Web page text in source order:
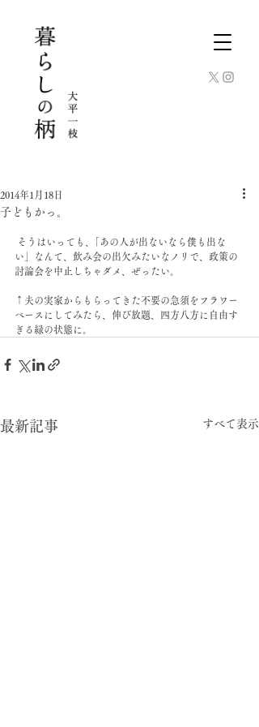
子どもかっ。
2014年1月18日
い」なんて、飲み会の出欠みたいなノリで、政策の
討論会を中止しちゃダメ、ぜったい。
↑夫の実家からもらってきた不要の急須をフラワー
ベースにしてみたら、伸び放題、四方八方に自由す
ぎる緑の状態に。
最新記事 すべて表示